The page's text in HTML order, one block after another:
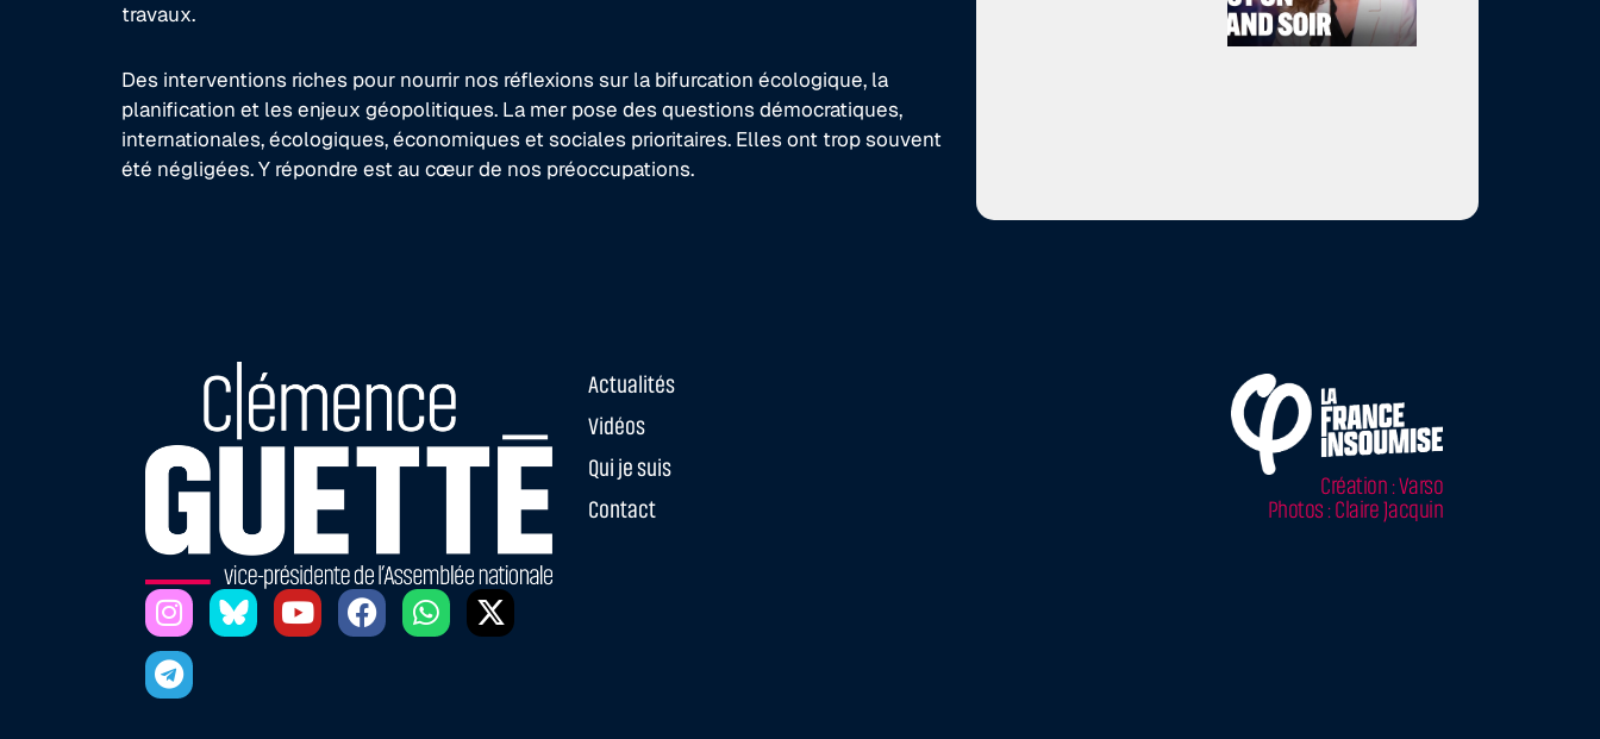
travaux.
Des interventions riches pour nourrir nos réflexions sur la bifurcation écologique, la
planification et les enjeux géopolitiques. La mer pose des questions démocratiques,
internationales, écologiques, économiques et sociales prioritaires. Elles ont trop souvent
été négligées. Y répondre est au cœur de nos préoccupations.
Actualités
Vidéos
Qui je suis
Contact
Création : Varso
Photos : Claire Jacquin